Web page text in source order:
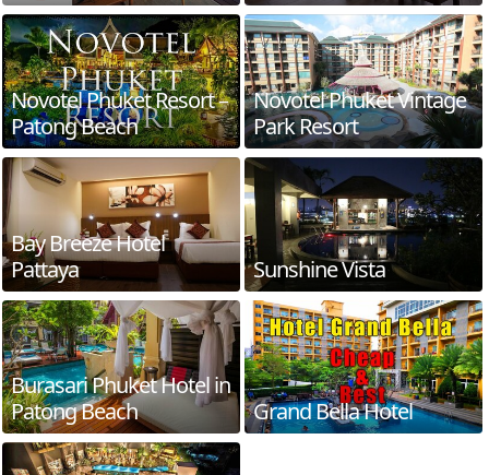
Novotel Phuket Resort –
Patong Beach
Novotel Phuket Vintage
Park Resort
Bay Breeze Hotel
Pattaya
Sunshine Vista
Burasari Phuket Hotel in
Patong Beach
Grand Bella Hotel